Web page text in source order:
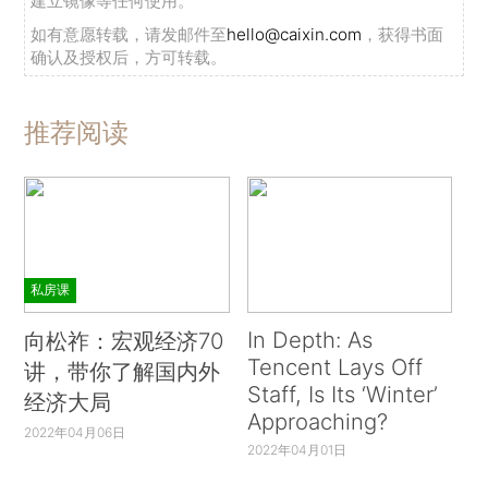
如有意愿转载，请发邮件至hello@caixin.com ，获得书面
确认及授权后，方可转载。
推荐阅读
私房课
向松祚：宏观经济70
讲，带你了解国内外
经济大局
2022年04月06日
In Depth: As
Tencent Lays Off
Staff, Is Its ‘Winter’
Approaching?
2022年04月01日